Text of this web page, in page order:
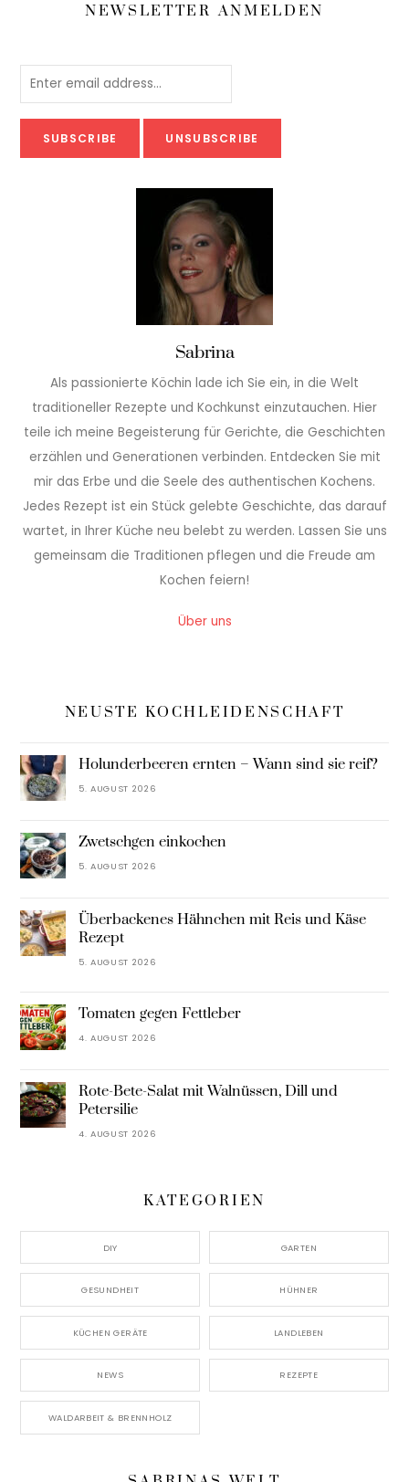
NEWSLETTER ANMELDEN
Sabrina
Als passionierte Köchin lade ich Sie ein, in die Welt
traditioneller Rezepte und Kochkunst einzutauchen. Hier
teile ich meine Begeisterung für Gerichte, die Geschichten
erzählen und Generationen verbinden. Entdecken Sie mit
mir das Erbe und die Seele des authentischen Kochens.
Jedes Rezept ist ein Stück gelebte Geschichte, das darauf
wartet, in Ihrer Küche neu belebt zu werden. Lassen Sie uns
gemeinsam die Traditionen pflegen und die Freude am
Kochen feiern!
Über uns
NEUSTE KOCHLEIDENSCHAFT
Holunderbeeren ernten – Wann sind sie reif?
5. AUGUST 2026
Zwetschgen einkochen
5. AUGUST 2026
Überbackenes Hähnchen mit Reis und Käse
Rezept
5. AUGUST 2026
Tomaten gegen Fettleber
4. AUGUST 2026
Rote-Bete-Salat mit Walnüssen, Dill und
Petersilie
4. AUGUST 2026
KATEGORIEN
DIY GARTEN
GESUNDHEIT HÜHNER
KÜCHEN GERÄTE LANDLEBEN
NEWS REZEPTE
WALDARBEIT & BRENNHOLZ